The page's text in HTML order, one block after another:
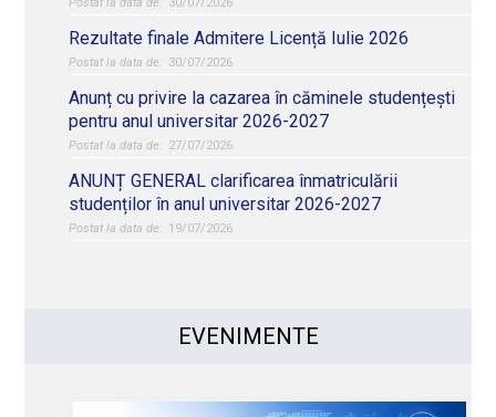
Rezultate finale Admitere Licență Iulie 2026
30/07/2026
Anunț cu privire la cazarea în căminele studențești
pentru anul universitar 2026-2027
27/07/2026
ANUNȚ GENERAL clarificarea înmatriculării
studenților în anul universitar 2026-2027
19/07/2026
EVENIMENTE